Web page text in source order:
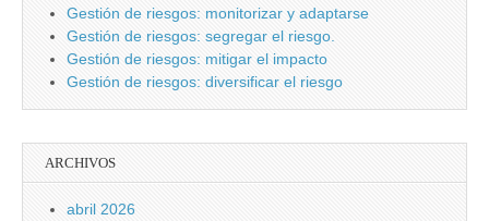
Gestión de riesgos: monitorizar y adaptarse
Gestión de riesgos: segregar el riesgo.
Gestión de riesgos: mitigar el impacto
Gestión de riesgos: diversificar el riesgo
ARCHIVOS
abril 2026